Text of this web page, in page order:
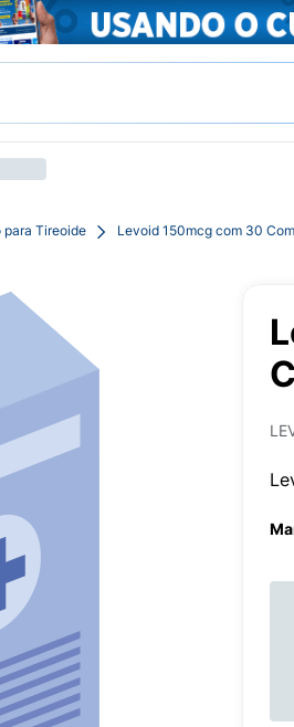
para Tireoide Levoid 150mcg com 30